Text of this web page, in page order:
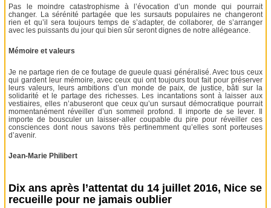
Pas le moindre catastrophisme à l’évocation d’un monde qui pourrait
changer. La sérénité partagée que les sursauts populaires ne changeront
rien et qu’il sera toujours temps de s’adapter, de collaborer, de s’arranger
avec les puissants du jour qui bien sûr seront dignes de notre allégeance.
Mémoire et valeurs
Je ne partage rien de ce foutage de gueule quasi généralisé. Avec tous ceux
qui gardent leur mémoire, avec ceux qui ont toujours tout fait pour préserver
leurs valeurs, leurs ambitions d’un monde de paix, de justice, bâti sur la
solidarité et le partage des richesses. Les incantations sont à laisser aux
vestiaires, elles n’abuseront que ceux qu’un sursaut démocratique pourrait
momentanément réveiller d’un sommeil profond. Il importe de se lever. Il
importe de bousculer un laisser-aller coupable du pire pour réveiller ces
consciences dont nous savons très pertinemment qu’elles sont porteuses
d’avenir.
Jean-Marie Philibert
Dix ans après l’attentat du 14 juillet 2016, Nice se
recueille pour ne jamais oublier